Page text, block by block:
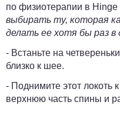
по физиотерапии в Hinge
выбирать ту, которая
делать ее хотя бы раз в
- Встаньте на
близко к шее.
- Поднимите этот локоть
верхнюю часть спины и